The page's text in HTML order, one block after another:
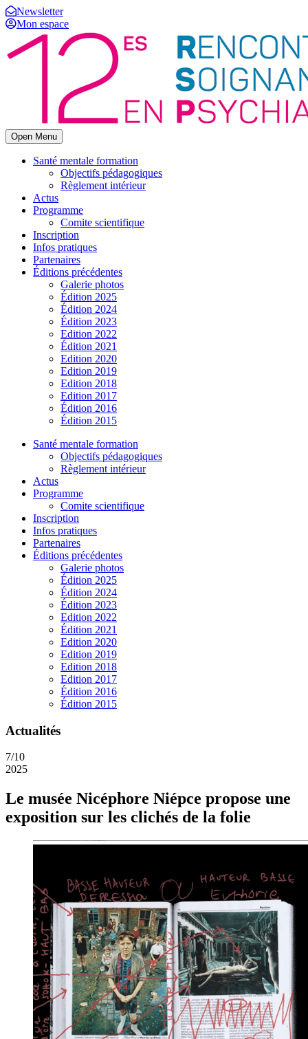
Newsletter
Mon espace
Open Menu
Santé mentale formation
Objectifs pédagogiques
Règlement intérieur
Actus
Programme
Comite scientifique
Inscription
Infos pratiques
Partenaires
Éditions précédentes
Galerie photos
Édition 2025
Édition 2024
Édition 2023
Edition 2022
Édition 2021
Edition 2020
Edition 2019
Edition 2018
Edition 2017
Édition 2016
Édition 2015
Santé mentale formation
Objectifs pédagogiques
Règlement intérieur
Actus
Programme
Comite scientifique
Inscription
Infos pratiques
Partenaires
Éditions précédentes
Galerie photos
Édition 2025
Édition 2024
Édition 2023
Edition 2022
Édition 2021
Edition 2020
Edition 2019
Edition 2018
Edition 2017
Édition 2016
Édition 2015
Actualités
7/10
2025
Le musée Nicéphore Niépce propose une
exposition sur les clichés de la folie